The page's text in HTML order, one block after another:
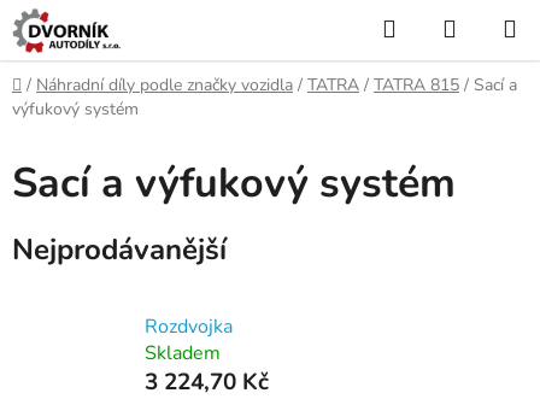
Přejít
na
obsah
Hledat
KOŠÍK
Domů
/ Náhradní díly podle značky vozidla / TATRA / TATRA 815 / Sací a
výfukový systém
Sací a výfukový systém
Nejprodávanější
Rozdvojka
Skladem
3 224,70 Kč